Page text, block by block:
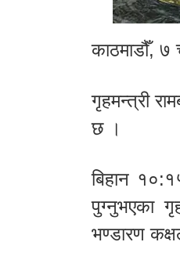
काठमाडौँ, ७
गृहमन्त्री
छ ।
बिहान
पुग्नुभएका
भण्डारण